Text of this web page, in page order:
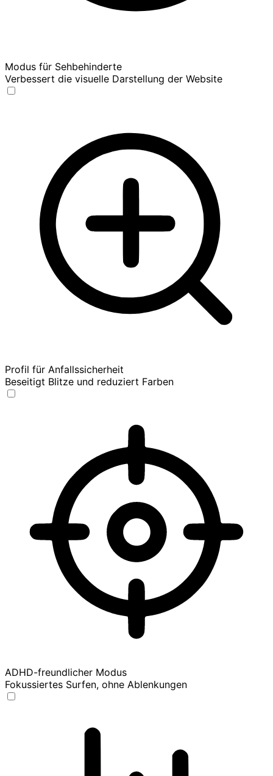
Modus für Sehbehinderte
Verbessert die visuelle Darstellung der Website
Profil für Anfallssicherheit
Beseitigt Blitze und reduziert Farben
ADHD-freundlicher Modus
Fokussiertes Surfen, ohne Ablenkungen